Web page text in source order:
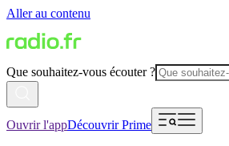
Aller au contenu
Que souhaitez-vous écouter ?
Ouvrir l'appDécouvrir Prime